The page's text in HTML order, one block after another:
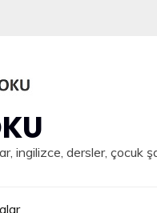
ingilizce, dersler, çocuk